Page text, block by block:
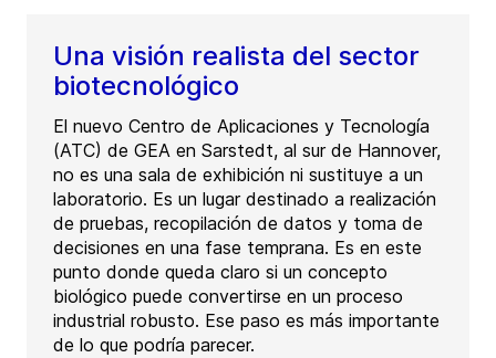
Una visión realista del sector
biotecnológico
El nuevo Centro de Aplicaciones y Tecnología
(ATC) de GEA en Sarstedt, al sur de Hannover,
no es una sala de exhibición ni sustituye a un
laboratorio. Es un lugar destinado a realización
de pruebas, recopilación de datos y toma de
decisiones en una fase temprana. Es en este
punto donde queda claro si un concepto
biológico puede convertirse en un proceso
industrial robusto. Ese paso es más importante
de lo que podría parecer.